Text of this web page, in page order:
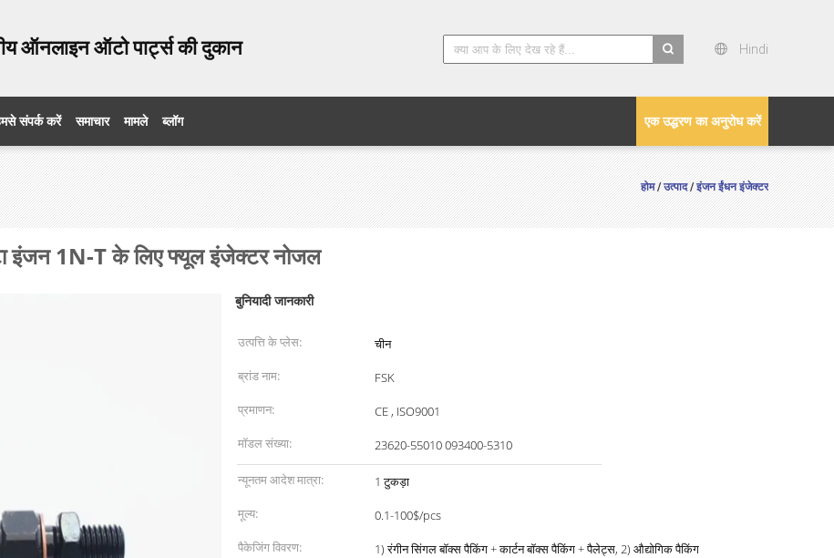
ऑनलाइन ऑटो पार्ट्स की दुकान Hindi
एक उद्धरण का अनुरोध करें
संपर्क करें समाचार मामले ब्लॉग
होम /उत्पाद/इंजन ईंधन इंजेक्टर
इंजन 1N-T के लिए फ्यूल इंजेक्टर नोजल
बुनियादी जानकारी
उत्पत्ति के प्लेस:
चीन
ब्रांड नाम:
FSK
प्रमाणन:
CE , ISO9001
मॉडल संख्या:
23620-55010 093400-5310
न्यूनतम आदेश मात्रा:
1 टुकड़ा
मूल्य:
0.1-100$/pcs
पैकेजिंग विवरण:
1) रंगीन सिंगल बॉक्स पैकिंग + कार्टन बॉक्स पैकिंग + पैलेट्स, 2) औद्योगिक पैकिंग